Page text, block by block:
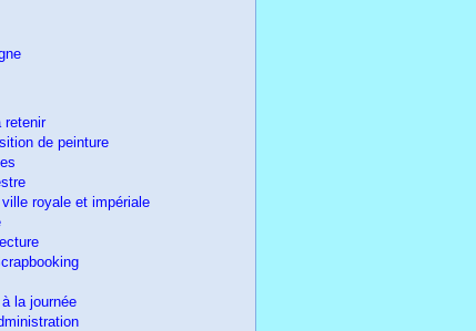
retenir
de peinture
royale et impériale
la journée